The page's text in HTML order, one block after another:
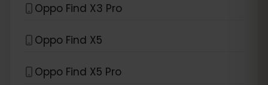
Oppo Find X3 Pro
Oppo Find X5
Oppo Find X5 Pro